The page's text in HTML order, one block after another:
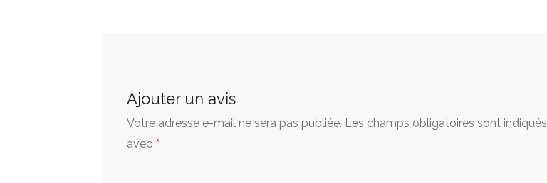
Ajouter un avis
Votre adresse e-mail ne sera pas publiée. Les champs obligatoires sont indiqués
avec *